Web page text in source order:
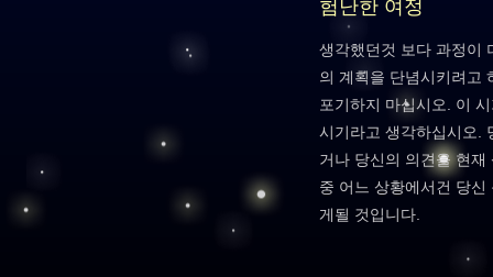
험난한 여정
생각했던것 보다 과정이
의 계획을 단념시키려고
포기하지 마십시오. 이
시기라고 생각하십시오.
거나 당신의 의견을 현
중 어느 상황에서건 당
게될 것입니다.